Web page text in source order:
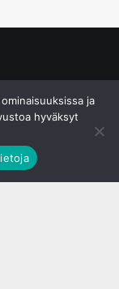
ja
hyväksyt